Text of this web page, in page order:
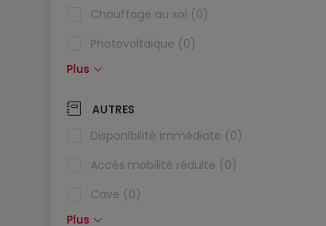
Chauffage au sol (0)
Photovoltaïque (0)
Panneaux solaires (0)
Pompe à chaleur (0)
Climatisation (0)
Fibre optique (0)
Plus
AUTRES
Disponibilité immédiate (0)
Accès mobilité réduite (0)
Cave (0)
Plus